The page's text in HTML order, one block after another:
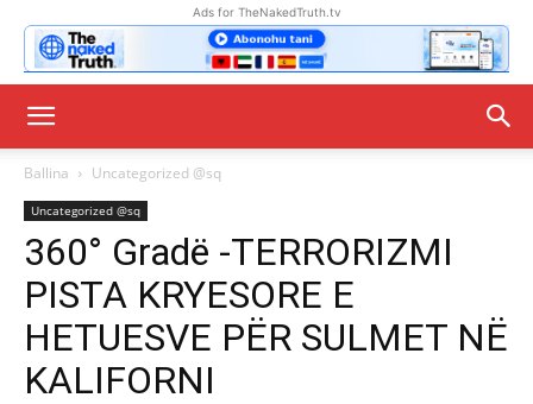
Ads for TheNakedTruth.tv
Ballina Uncategorized @sq
Uncategorized @sq
360° Gradë -TERRORIZMI
PISTA KRYESORE E
HETUESVE PËR SULMET NË
KALIFORNI